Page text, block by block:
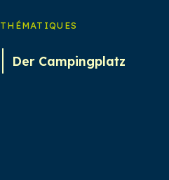
THÉMATIQUES
Der Campingplatz